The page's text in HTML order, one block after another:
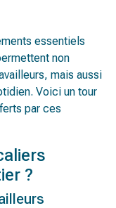
essentiels
non
mais aussi
Voici un tour
par ces
?